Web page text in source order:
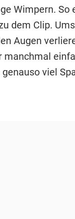
Wimpern.
dem Clip.
Augen
manchmal
viel